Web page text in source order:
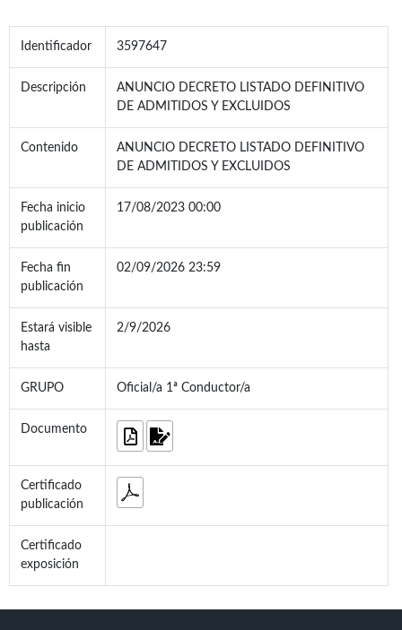
Identificador 3597647
Descripción
ANUNCIO DECRETO LISTADO DEFINITIVO
DE ADMITIDOS Y EXCLUIDOS
Contenido
ANUNCIO DECRETO LISTADO DEFINITIVO
DE ADMITIDOS Y EXCLUIDOS
Fecha inicio
publicación
17/08/2023 00:00
Fecha fin
publicación
02/09/2026 23:59
Estará visible
hasta
2/9/2026
GRUPO Oficial/a 1ª Conductor/a
Documento
Certificado
publicación
Certificado
exposición